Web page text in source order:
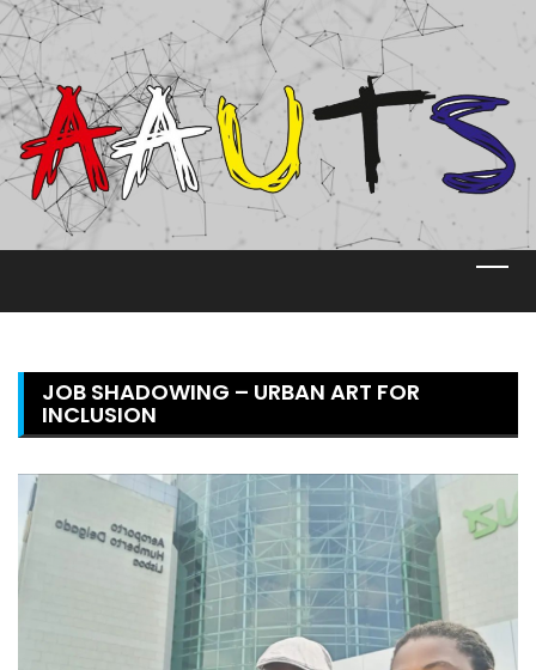
Skip
to
content
JOB SHADOWING – URBAN ART FOR
INCLUSION